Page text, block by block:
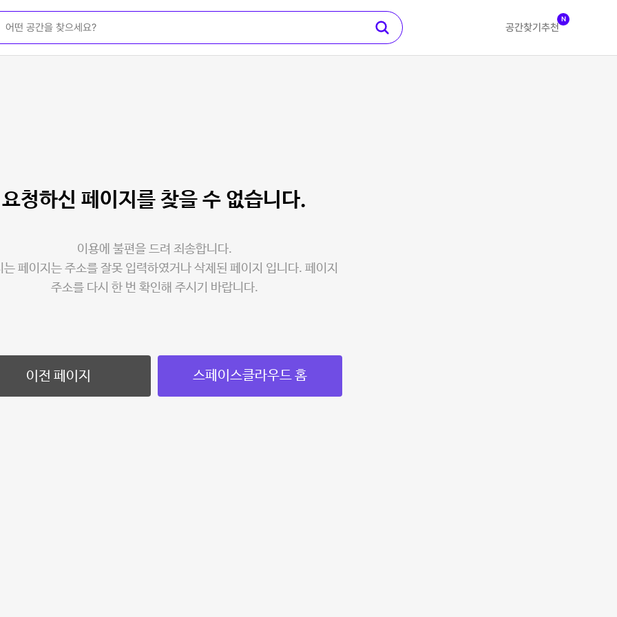
공간찾기 추천
N
요청하신 페이지를 찾을 수 없습니다.
이용에 불편을 드려 죄송합니다.
는 페이지는 주소를 잘못 입력하였거나 삭제된 페이지 입니다. 페이지
주소를 다시 한 번 확인해 주시기 바랍니다.
이전 페이지 스페이스클라우드 홈